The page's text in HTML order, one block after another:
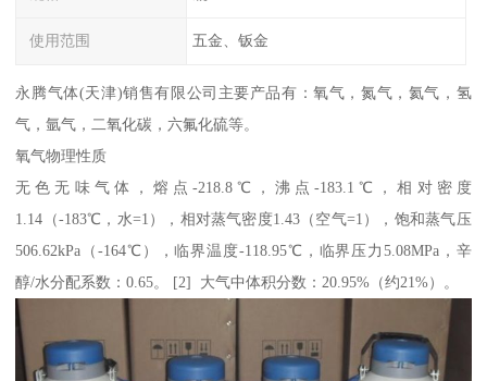
使用范围 五金、钣金
永腾气体(天津)销售有限公司主要产品有：氧气，氮气，氦气，氢
气，氩气，二氧化碳，六氟化硫等。
氧气物理性质
无色无味气体，熔点-218.8℃，沸点-183.1℃，相对密度
1.14（-183℃，水=1），相对蒸气密度1.43（空气=1），饱和蒸气压
506.62kPa（-164℃），临界温度-118.95℃，临界压力5.08MPa，辛
醇/水分配系数：0.65。 [2] 大气中体积分数：20.95%（约21%）。